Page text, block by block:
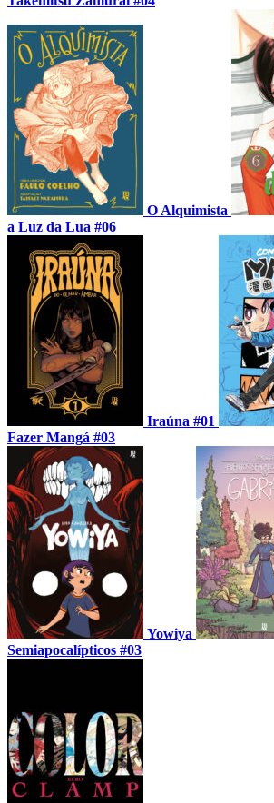
O Alquimista
a Luz da Lua #06
Iraúna #01
Fazer Mangá #03
Yowiya
Semiapocalípticos #03